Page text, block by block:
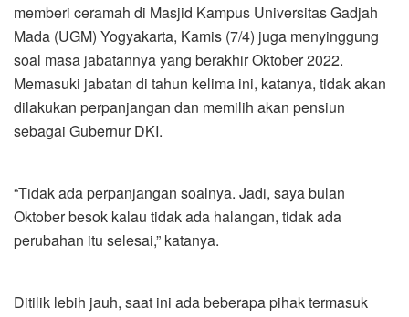
memberi ceramah di Masjid Kampus Universitas Gadjah
Mada (UGM) Yogyakarta, Kamis (7/4) juga menyinggung
soal masa jabatannya yang berakhir Oktober 2022.
Memasuki jabatan di tahun kelima ini, katanya, tidak akan
dilakukan perpanjangan dan memilih akan pensiun
sebagai Gubernur DKI.
“Tidak ada perpanjangan soalnya. Jadi, saya bulan
Oktober besok kalau tidak ada halangan, tidak ada
perubahan itu selesai,” katanya.
Ditilik lebih jauh, saat ini ada beberapa pihak termasuk